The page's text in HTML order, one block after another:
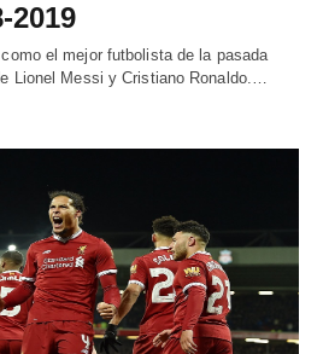
2019
el mejor futbolista de la pasada
Lionel Messi y Cristiano Ronaldo.…